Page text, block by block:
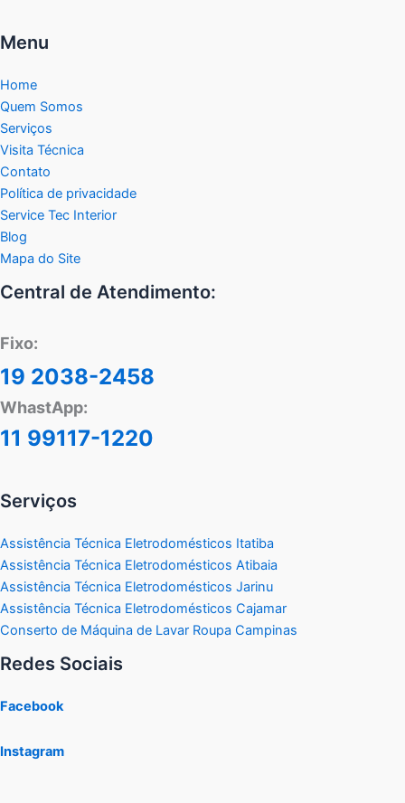
Menu
Home
Quem Somos
Serviços
Visita Técnica
Contato
Política de privacidade
Service Tec Interior
Blog
Mapa do Site
Central de Atendimento:
Fixo:
19 2038-2458
WhastApp:
11 99117-1220
Serviços
Assistência Técnica Eletrodomésticos Itatiba
Assistência Técnica Eletrodomésticos Atibaia
Assistência Técnica Eletrodomésticos Jarinu
Assistência Técnica Eletrodomésticos Cajamar
Conserto de Máquina de Lavar Roupa Campinas
Redes Sociais
Facebook
Instagram